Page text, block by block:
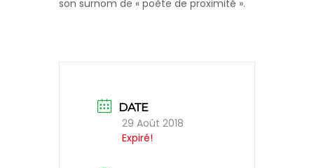
son surnom de « poète de proximité ».
DATE
29 Août 2018
Expiré!